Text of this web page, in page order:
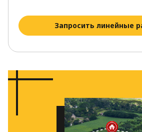
Запросить линейные